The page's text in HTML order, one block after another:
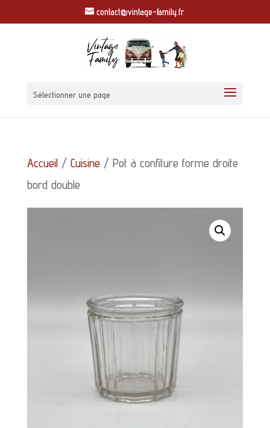
contact@vintage-family.fr
Sélectionner une page
Accueil/ Cuisine/ Pot à confiture forme droite
bord double